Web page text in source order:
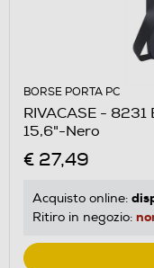
BORSE PORTA PC
RIVACASE - 8231
15,6"-Nero
€ 27,49
Acquisto online:
Ritiro in negozio: